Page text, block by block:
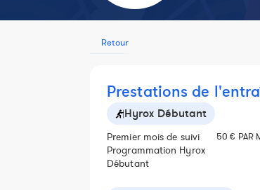
Retour
Prestations de
Hyrox Débutant
Premier mois de suivi
Programmation Hyrox
Débutant
50 € PAR